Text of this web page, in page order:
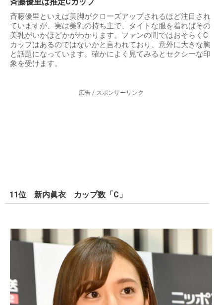
斉藤優里といえば美脚がクローズアップされるほど注目され
ていますが、実は美乳の持ち主で、タイトな服を着ればその
美乳がいかほどかがわかります。ファンの間ではおそらくC
カップはあるのではないかと言われており、意外に大きな胸
と話題になっています。確かによく見てみるとセクシーな印
象を受けます。
広告 / スポンサーリンク
11位 新内眞衣 カップ数「C」